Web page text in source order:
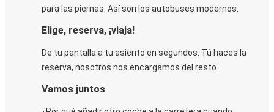
para las piernas. Así son los autobuses modernos.
Elige, reserva, ¡viaja!
De tu pantalla a tu asiento en segundos. Tú haces la
reserva, nosotros nos encargamos del resto.
Vamos juntos